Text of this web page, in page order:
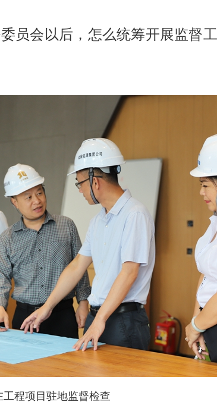
员会以后，怎么统筹开展监督
工程项目驻地监督检查